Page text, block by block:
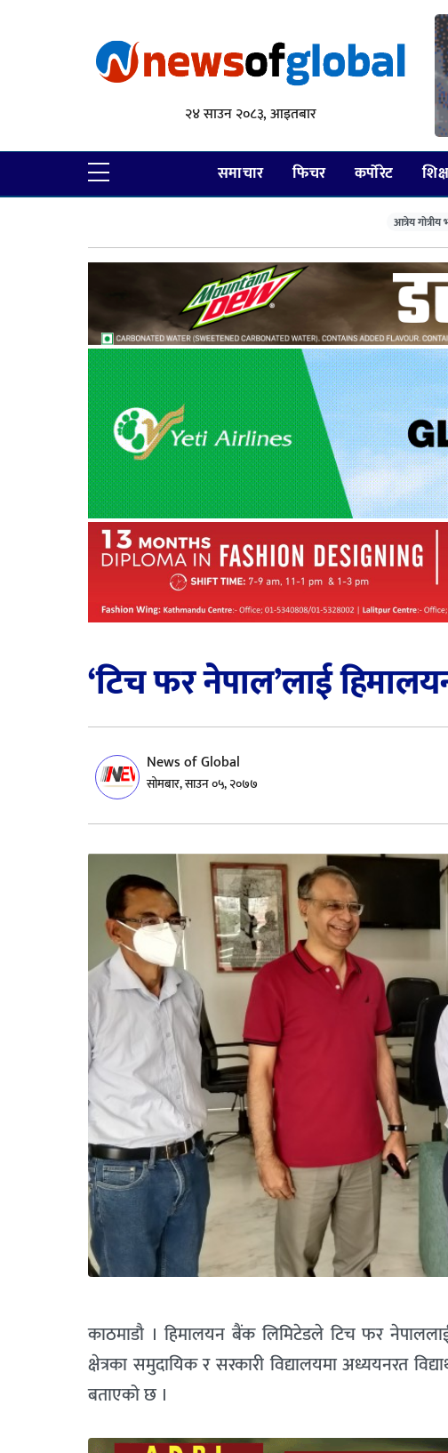
२४ साउन २०८३, आइतबार
समाचार फिचर कर्पोरेट
आत्रेय गोत्रीय
‘टिच फर नेपाल’लाई
News of Global
सोमबार, साउन ०५, २०७७
काठमाडौ । हिमालयन बैंक लिमिटेडले टिच फर
क्षेत्रका समुदायिक र सरकारी विद्यालयमा अध्ययनरत
बताएको छ ।